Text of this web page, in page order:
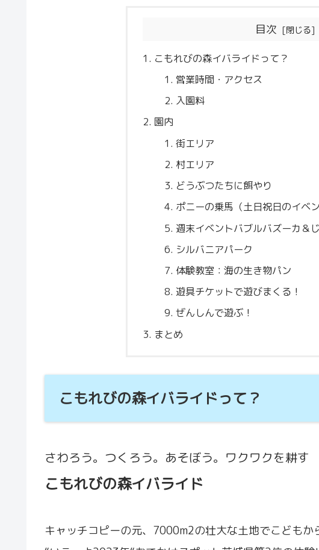
目次
こもれびの森イバライドって？
営業時間・アクセス
入園料
園内
街エリア
村エリア
どうぶつたちに餌やり
ポニーの乗馬（土日祝日のイベ
週末イベントバブルバズーカ＆
シルバニアパーク
体験教室：海の生き物パン
遊具チケットで遊びまくる！
ぜんしんで遊ぶ！
まとめ
こもれびの森イバライドって？
さわろう。つくろう。あそぼう。ワクワクを耕す
こもれびの森イバライド
キャッチコピーの元、7000m2の壮大な土地でこどもか